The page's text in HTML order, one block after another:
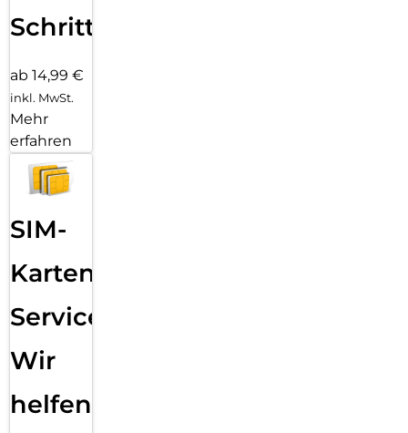
Schritten
ab 14,99 €
inkl. MwSt.
Mehr
erfahren
SIM-
Karten
Service:
Wir
helfen